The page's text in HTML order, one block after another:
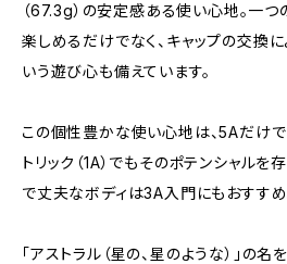
（67.3g）の安定感ある使い心地。一
楽しめるだけでなく、キャップの交換
いう遊び心も備えています。
この個性豊かな使い心地は、5Aだけで
トリック（1A）でもそのポテンシャルを
で丈夫なボディは3A入門にもおすすめ
「アストラル（星の、星のような）」の